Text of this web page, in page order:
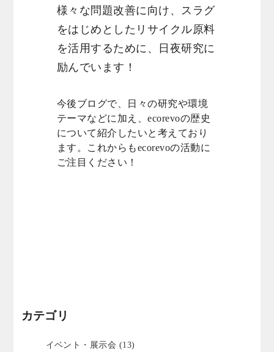
様々な問題改善に向け、スラグ
をはじめとしたリサイクル原料
を活用するために、日夜研究に
励んでいます！
今後ブログで、日々の研究や環境
テーマなどに加え、ecorevoの歴史
について紹介したいと考えており
ます。これからもecorevoの活動に
ご注目ください！
カテゴリ
イベント・展示会 (13)